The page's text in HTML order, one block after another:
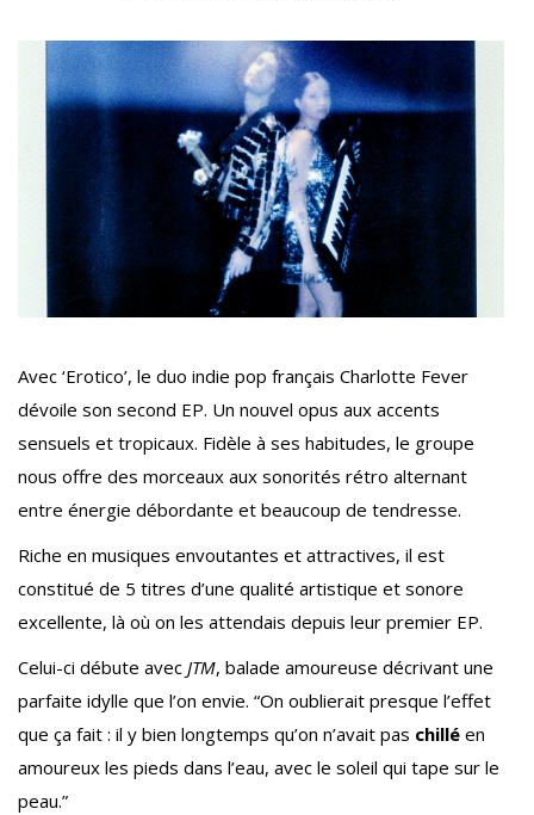
Avec ‘Erotico’, le duo indie pop français Charlotte Fever
dévoile son second EP. Un nouvel opus aux accents
sensuels et tropicaux. Fidèle à ses habitudes, le groupe
nous offre des morceaux aux sonorités rétro alternant
entre énergie débordante et beaucoup de tendresse.
Riche en musiques envoutantes et attractives, il est
constitué de 5 titres d’une qualité artistique et sonore
excellente, là où on les attendais depuis leur premier EP.
Celui-ci débute avec JTM, balade amoureuse décrivant une
parfaite idylle que l’on envie. “On oublierait presque l’effet
que ça fait : il y bien longtemps qu’on n’avait pas chillé en
amoureux les pieds dans l’eau, avec le soleil qui tape sur le
peau.”